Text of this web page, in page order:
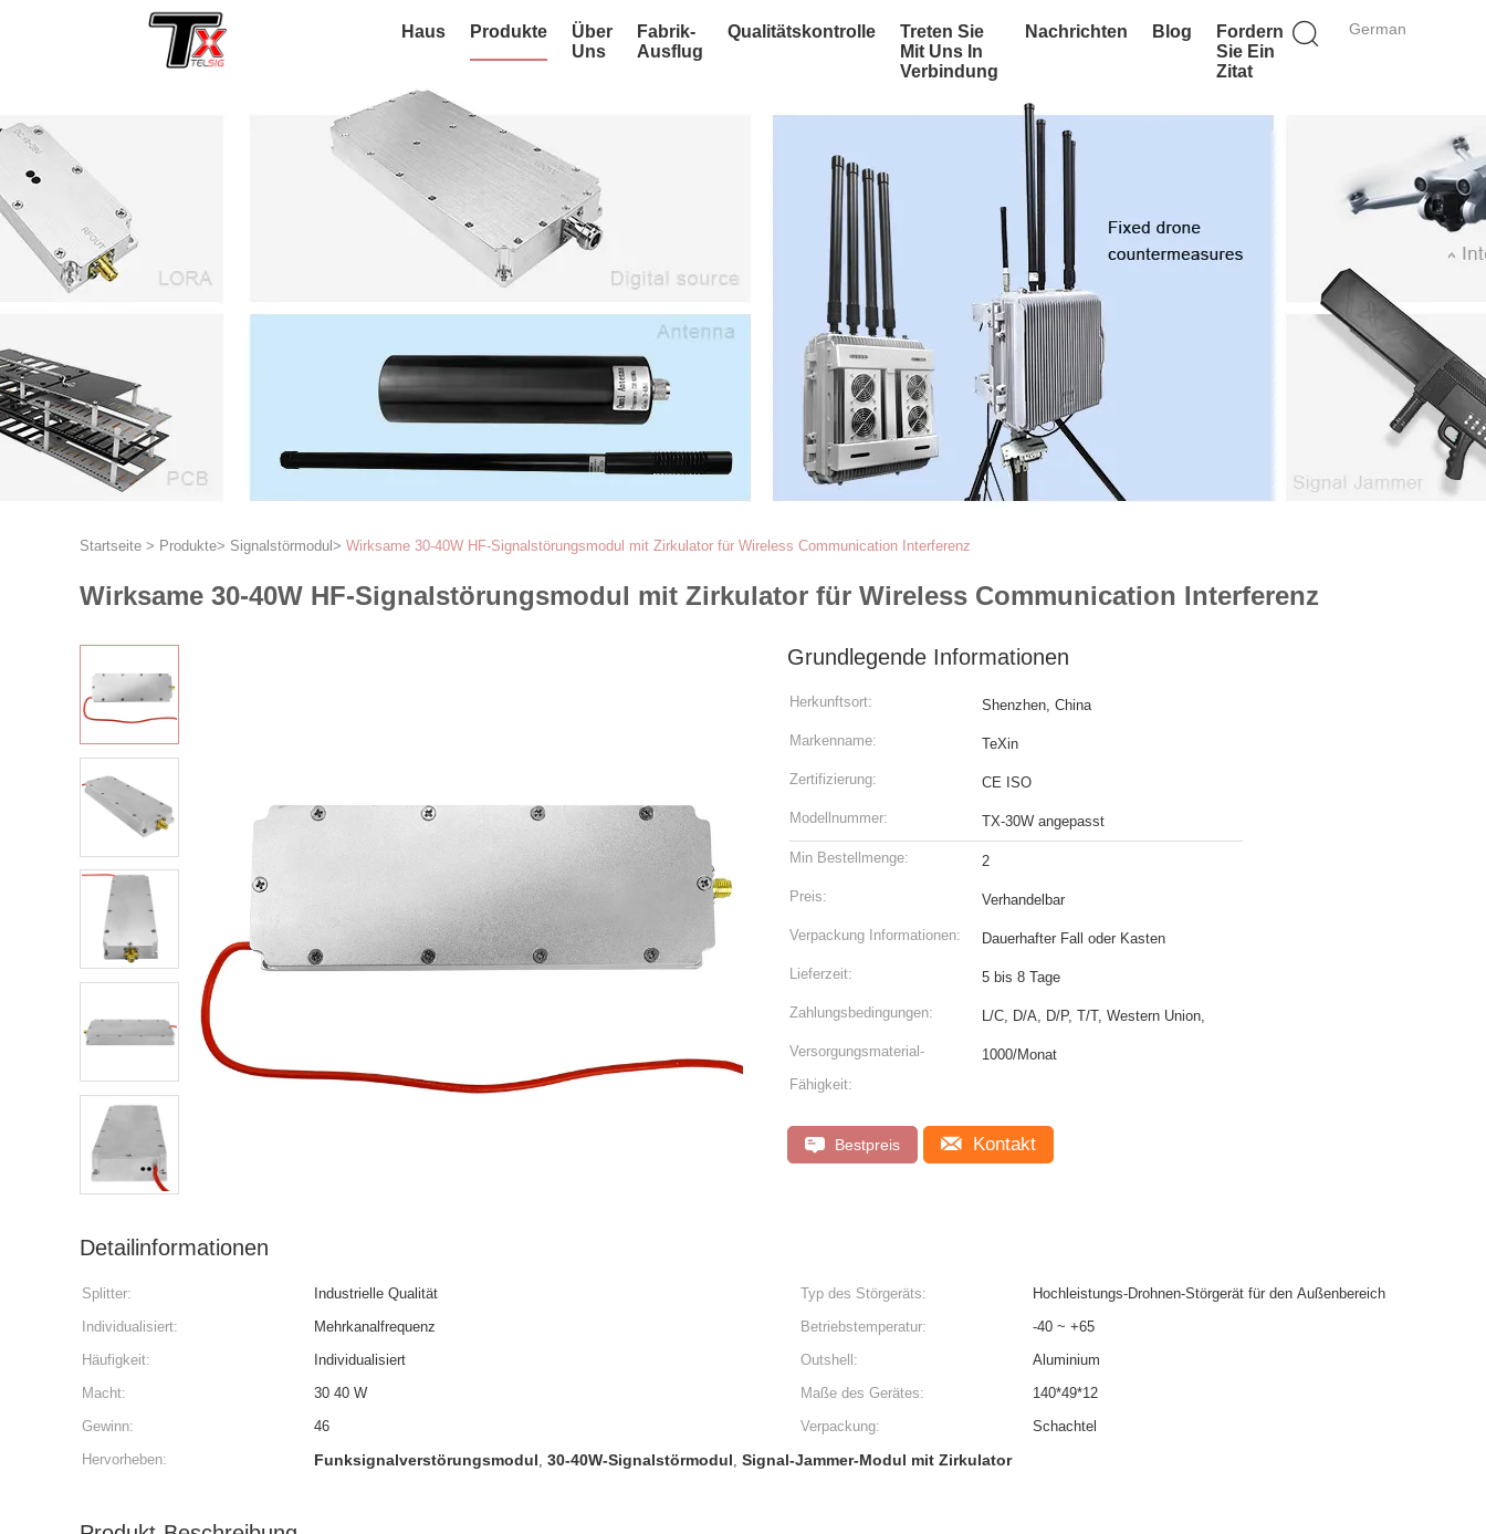
German
Haus Produkte
Über
Uns
Fabrik-
Ausflug
Qualitätskontrolle
Treten Sie
Mit Uns In
Verbindung
Nachrichten Blog
Fordern
Sie Ein
Zitat
Startseite > Produkte> Signalstörmodul > Wirksame 30-40W HF-Signalstörungsmodul mit Zirkulator für Wireless Communication Interferenz
Wirksame 30-40W HF-Signalstörungsmodul mit Zirkulator für Wireless Communication Interferenz
Grundlegende Informationen
Herkunftsort: Shenzhen, China
Markenname: TeXin
Zertifizierung: CE ISO
Modellnummer: TX-30W angepasst
Min Bestellmenge: 2
Preis: Verhandelbar
Verpackung Informationen: Dauerhafter Fall oder Kasten
Lieferzeit: 5 bis 8 Tage
Zahlungsbedingungen: L/C, D/A, D/P, T/T, Western Union,
Versorgungsmaterial-
Fähigkeit:
1000/Monat
Bestpreis Kontakt
Detailinformationen
Splitter: Industrielle Qualität Typ des Störgeräts:
Hochleistungs-Drohnen-Störgerät für den Außenbereich
Individualisiert:
Mehrkanalfrequenz Betriebstemperatur:
-40 ~ +65
Häufigkeit:
Individualisiert Outshell:
Aluminium
Macht:
30 40 W Maße des Gerätes:
140*49*12
Gewinn:
46 Verpackung:
Schachtel
Hervorheben:
Funksignalverstörungsmodul, 30-40W-Signalstörmodul, Signal-Jammer-Modul mit Zirkulator